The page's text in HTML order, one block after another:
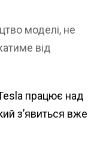
моделі, не
від
працює над
з’явиться вже